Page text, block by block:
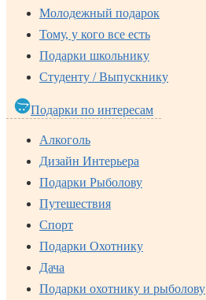
Молодежный подарок
Тому, у кого все есть
Подарки школьнику
Студенту / Выпускнику
Подарки по интересам
Алкоголь
Дизайн Интерьера
Подарки Рыболову
Путешествия
Спорт
Подарки Охотнику
Дача
Подарки охотнику и рыболову